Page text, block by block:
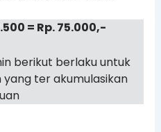
= Rp. 75.000,-
berikut berlaku untuk
ter akumulasikan